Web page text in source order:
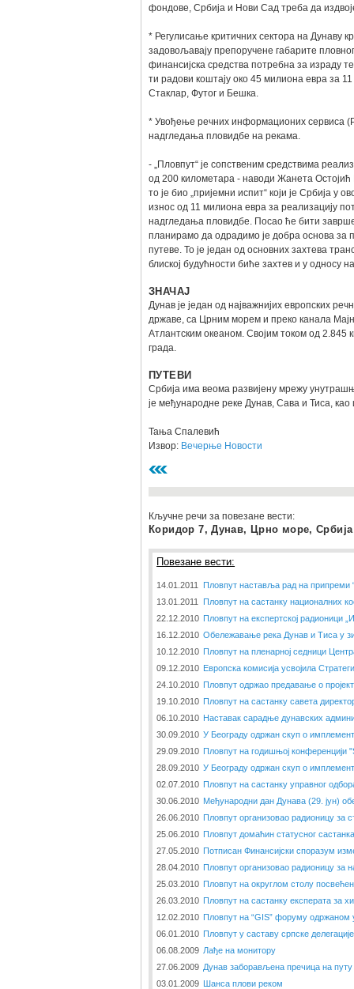
фондове, Србија и Нови Сад треба да
* Регулисање критичних сектора на Дунаву
задовољавају препоручене габарите
финансијска средства потребна за израду
ти радови коштају око 45 милиона евра за
Стаклар, Футог и Бешка.
* Увођење речних информационих сервиса
надгледања пловидбе на рекама.
- „Пловпут“ је сопственим средствима
од 200 километара - наводи Жанета Остојић
то је био „пријемни испит“ који је Србија
износ од 11 милиона евра за реализацију
надгледања пловидбе. Посао ће бити
планирамо да одрадимо је добра основа за
путеве. То је један од основних захтева
блиској будућности биће захтев и у односу
ЗНАЧАЈ
Дунав је један од најважнијих европских
државе, са Црним морем и преко канала
Атлантским океаном. Својим током од
града.
ПУТЕВИ
Србија има веома развијену мрежу
је међународне реке Дунав, Сава и Тиса,
Тања Спалевић
Извор: Вечерње Новости
Кључне речи за повезане вести:
Коридор 7, Дунав, Црно море, Србија
Повезане вести:
14.01.2011
Пловпут наставља рад на припреми
13.01.2011
Пловпут на састанку националних
22.12.2010 Пловпут на експертској радионици
16.12.2010 Обележавање река Дунав и Тиса у
10.12.2010 Пловпут на пленарној седници
09.12.2010 Европска комисија усвојила
24.10.2010 Пловпут одржао предавање о
19.10.2010 Пловпут на састанку савета
06.10.2010 Наставак сарадње дунавских
30.09.2010 У Београду одржан скуп о
29.09.2010 Пловпут на годишњој конференцији
28.09.2010 У Београду одржан скуп о
02.07.2010 Пловпут на састанку управног
30.06.2010 Међународни дан Дунава (29. јун)
26.06.2010 Пловпут организовао радионицу за
25.06.2010 Пловпут домаћин статусног састанка
27.05.2010 Потписан Финансијски споразум
28.04.2010 Пловпут организовао радионицу за
25.03.2010 Пловпут на округлом столу
26.03.2010 Пловпут на састанку експерата за
12.02.2010 Пловпут на “GIS” форуму одржаном
06.01.2010 Пловпут у саставу српске
06.08.2009 Лађе на монитору
27.06.2009 Дунав заборављена пречица на путу
03.01.2009 Шанса плови реком